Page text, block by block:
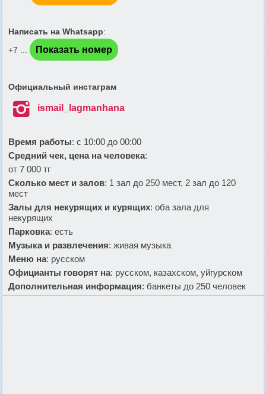
Написать на Whatsapp:
+7 ...
Показать номер
Официальный инстаграм
 ismail_lagmanhana
Время работы: с 10:00 до 00:00
Средний чек, цена на человека:
от 7 000 тг
Сколько мест и залов: 1 зал до 250 мест, 2 зал до 120
мест
Залы для некурящих и курящих: оба зала для
некурящих
Парковка: есть
Музыка и развлечения: живая музыка
Меню на: русском
Официанты говорят на: русском, казахском, уйгурском
Дополнительная информация: банкеты до 250 человек